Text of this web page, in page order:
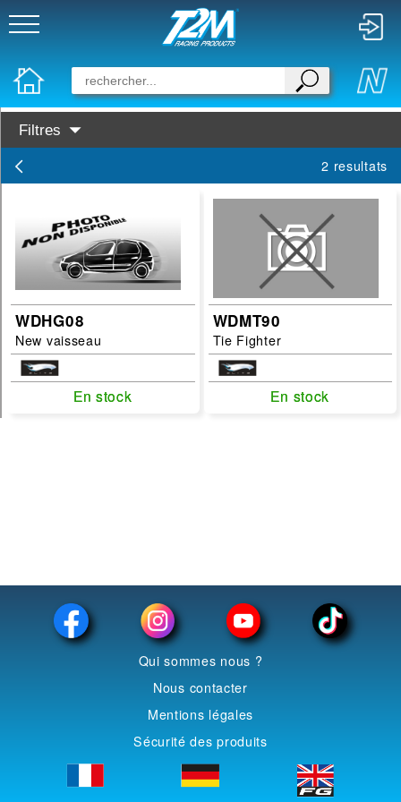
Filtres
Prochainement dispo
Marques :
Elite
Categories :
2 resultats
WDHG08
New vaisseau
En stock
En stock
WDMT90
Tie Fighter
En stock
En stock
Qui sommes nous ?
Nous contacter
Mentions légales
Sécurité des produits